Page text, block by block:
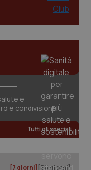
e
e condivisione
Tutti gli speciali
[7 giorni] [30 giorni]
www.quotidianosanita.it
www.quotidianosanita.it
Google LLC
.quotidianosanita.it
1
mese